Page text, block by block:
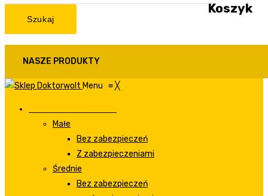
Szukaj
Koszyk
NASZE PRODUKTY
Menu ≡╳
Małe
Bez zabezpieczeń
Z zabezpieczeniami
Średnie
Bez zabezpieczeń